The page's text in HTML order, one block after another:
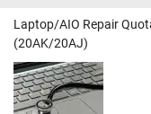
Laptop/AIO Repair
(20AK/20AJ)